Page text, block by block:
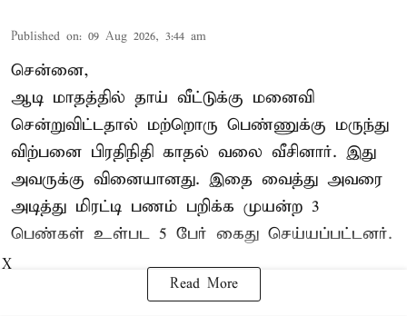
Published on: 09 Aug 2026, 3:44 am
சென்னை,
ஆடி மாதத்தில் தாய் வீட்டுக்கு மனைவி
சென்றுவிட்டதால் மற்றொரு பெண்ணுக்கு மருந்து
விற்பனை பிரதிநிதி காதல் வலை வீசினார். இது
அவருக்கு வினையானது. இதை வைத்து அவரை
அடித்து மிரட்டி பணம் பறிக்க முயன்ற 3
பெண்கள் உள்பட 5 பேர் கைது செய்யப்பட்டனர்.
Read More
X